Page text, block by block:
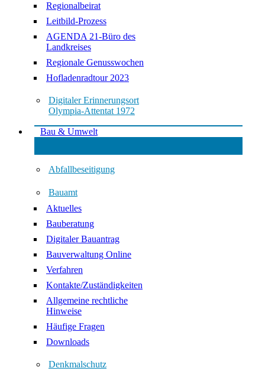
Regionalbeirat
Leitbild-Prozess
AGENDA 21-Büro des
Landkreises
Regionale Genusswochen
Hofladenradtour 2023
Digitaler Erinnerungsort
Olympia-Attentat 1972
Bau & Umwelt
Abfallbeseitigung
Bauamt
Aktuelles
Bauberatung
Digitaler Bauantrag
Bauverwaltung Online
Verfahren
Kontakte/Zuständigkeiten
Allgemeine rechtliche
Hinweise
Häufige Fragen
Downloads
Denkmalschutz